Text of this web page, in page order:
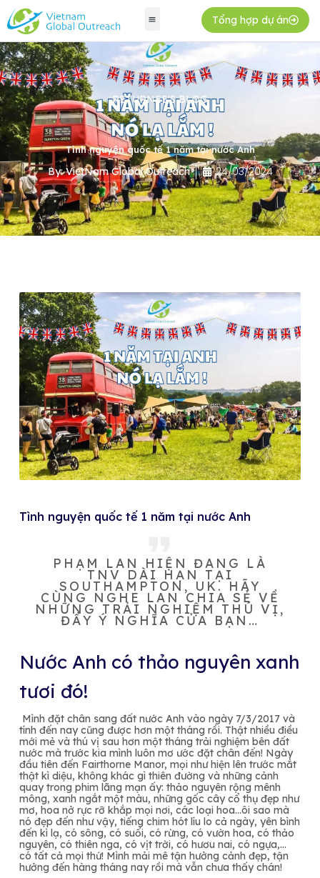
Tổng hợp dự án
RETURNEE'S BLOG
Tình nguyện quốc tế 1 năm tại nước Anh
By:VietNam Global Outreach 24/03/2024
Tình nguyện quốc tế 1 năm tại nước Anh
PHẠM LAN HIỆN ĐANG LÀ
TNV DÀI HẠN TẠI
SOUTHAMPTON, UK. HÃY
CÙNG NGHE LAN CHIA SẺ VỀ
NHỮNG TRẢI NGHIỆM THÚ VỊ,
ĐẦY Ý NGHĨA CỦA BẠN…
Nước Anh có thảo nguyên xanh
tươi đó!
Mình đặt chân sang đất nước Anh vào ngày 7/3/2017 và
tính đến nay cũng được hơn một tháng rồi. Thật nhiều điều
mới mẻ và thú vị sau hơn một tháng trải nghiệm bên đất
nước mà trước kia mình luôn mơ ước đặt chân đến! Ngày
đầu tiên đến Fairthorne Manor, mọi như hiện lên trước mắt
thật kì diệu, không khác gì thiên đường và những cảnh
quay trong phim lãng mạn ấy: thảo nguyên rộng mênh
mông, xanh ngắt một màu, những gốc cây cổ thụ đẹp như
mơ, hoa nở rực rỡ khắp mọi nơi, các loại hoa…ôi sao mà
nó đẹp đến như vậy, tiếng chim hót líu lo cả ngày, yên bình
đến kì lạ, có sông, có suối, có rừng, có vườn hoa, có thảo
nguyên, có thiên nga, có vịt trời, có hươu nai, có ngựa,…
có tất cả mọi thứ! Mình mải mê tận hưởng cảnh đẹp, tận
hưởng đến hàng tháng nay rồi mà vẫn chưa thấy chán!